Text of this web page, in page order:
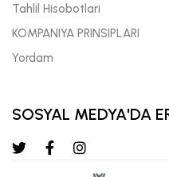
Tahlil Hisobotlari
KOMPANIYA PRINSIPLARI
Yordam
SOSYAL MEDYA'DA